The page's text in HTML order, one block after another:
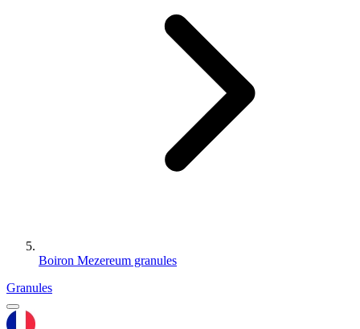
Boiron Mezereum granules
Granules